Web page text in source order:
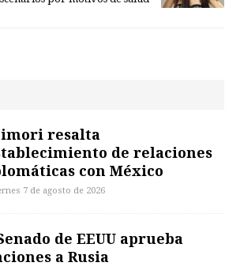
resalta
de relaciones
con México
7 de agosto de 2026
de EEUU aprueba
a Rusia